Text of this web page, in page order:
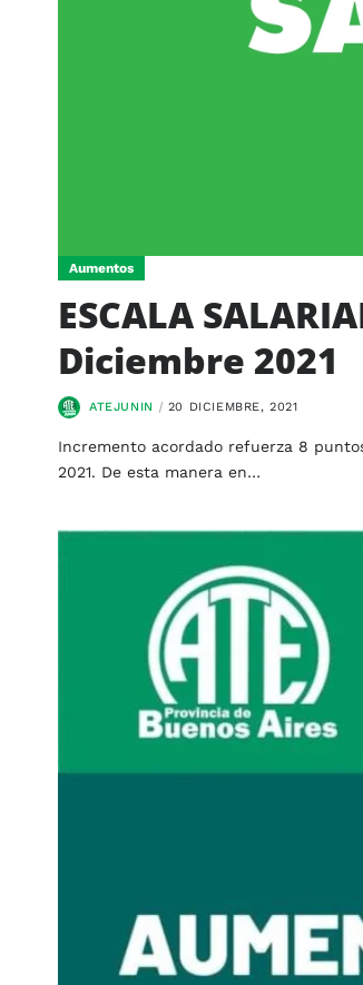
Aumentos
ESCALA
Diciembre 2021
ATEJUNIN 20 DICIEMBRE, 2021
Incremento acordado refuerza 8
2021. De esta manera en…